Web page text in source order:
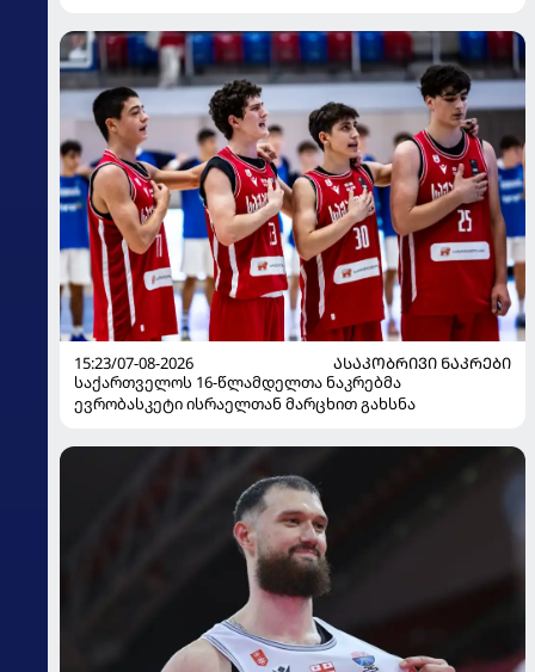
15:23/07-08-2026
ᲐᲡᲐᲙᲝᲑᲠᲘᲕᲘ ᲜᲐᲙᲠᲔᲑᲘ
საქართველოს 16-წლამდელთა ნაკრებმა
ევრობასკეტი ისრაელთან მარცხით გახსნა